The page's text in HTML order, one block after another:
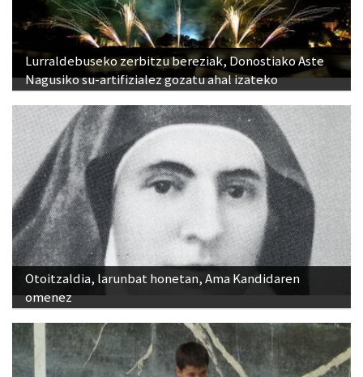
Lurraldebuseko zerbitzu bereziak, Donostiako Aste
Nagusiko su-artifizialez gozatu ahal izateko
Otoitzaldia, larunbat honetan, Ama Kandidaren
omenez